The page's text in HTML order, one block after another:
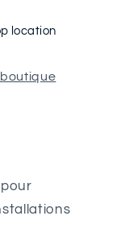
location